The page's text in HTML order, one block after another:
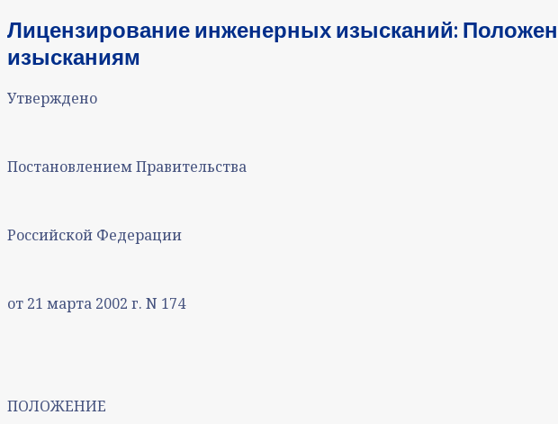
Лицензирование инженерных изысканий:
изысканиям
Утверждено
Постановлением Правительства
Российской Федерации
от 21 марта 2002 г. N 174
ПОЛОЖЕНИЕ